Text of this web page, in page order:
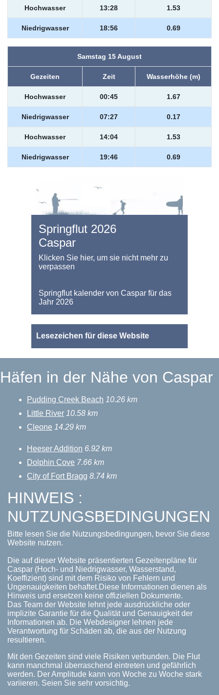
Hochwasser 13:28 1.53
Niedrigwasser 18:56 0.69
Samstag 15 August
Gezeiten Zeit Wasserhöhe (m)
Hochwasser 00:45 1.67
Niedrigwasser 07:27 0.17
Hochwasser 14:04 1.53
Niedrigwasser 19:46 0.69
Springflut 2026
Caspar
Klicken Sie hier, um sie nicht mehr zu
verpassen
Springflut kalender von Caspar für das
Jahr 2026
Lesezeichen für diese Website
Häfen in der Nähe von Caspar
Pudding Creek Beach 10.26 km
Little River 10.58 km
Cleone 14.29 km
Heeser Addition 6.92 km
Dolphin Cove 7.66 km
City of Fort Bragg 8.74 km
HINWEIS :
NUTZUNGSBEDINGUNGEN
Bitte lesen Sie die Nutzungsbedingungen, bevor Sie diese
Website nutzen.
Die auf dieser Website präsentierten Gezeitenpläne für
Caspar (Hoch- und Niedrigwasser, Wasserstand,
Koeffizient) sind mit dem Risiko von Fehlern und
Ungenauigkeiten behaftet.Diese Informationen dienen als
Hinweis und ersetzen keine offiziellen Dokumente.
Das Team der Website lehnt jede ausdrückliche oder
implizite Garantie für die Qualität und Genauigkeit der
Informationen ab. Die Webdesigner lehnen jede
Verantwortung für Schäden ab, die aus der Nutzung
resultieren.
Mit den Gezeiten sind viele Risiken verbunden. Die Flut
kann manchmal überraschend eintreten und gefährlich
werden. Der Amplitude kann von Woche zu Woche stark
variieren. Seien Sie sehr vorsichtig.